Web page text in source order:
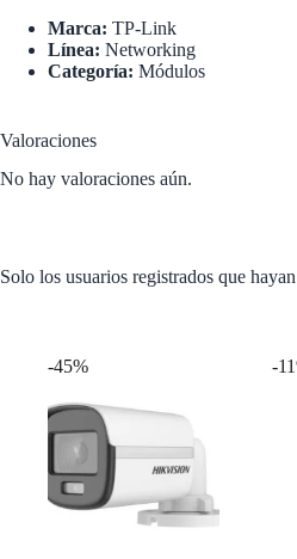
Marca: TP-Link
Línea: Networking
Categoría: Módulos
Valoraciones
No hay valoraciones aún.
Solo los usuarios registrados que
-45%
-